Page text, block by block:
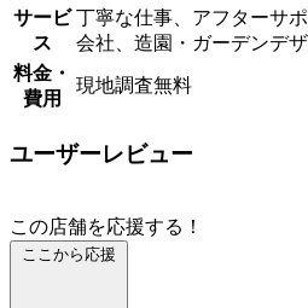
サービ
ス
丁寧な仕事、アフターサ
会社、造園・ガーデンデ
料金・
費用
現地調査無料
ユーザーレビュー
この店舗を応援する！
ここから応援